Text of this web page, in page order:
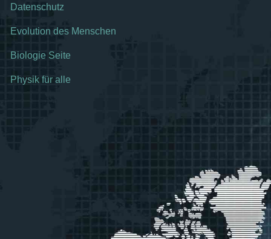
Datenschutz
Evolution des Menschen
Biologie Seite
Physik für alle